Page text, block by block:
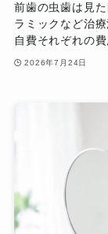
前歯の虫歯は見
ラミックなど治
自費それぞれの
2026年7月24日